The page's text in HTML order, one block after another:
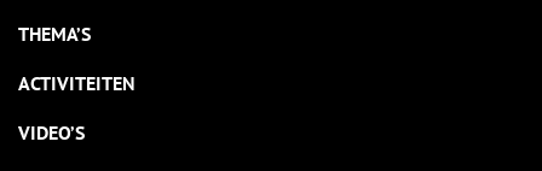
THEMA’S
ACTIVITEITEN
VIDEO’S